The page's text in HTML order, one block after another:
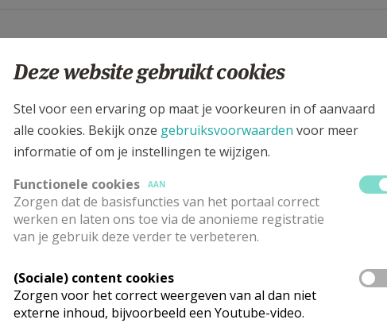
10.30 Eucharistie
10.30 Eucharistie
10.30
10.30 Eucharistie
10.30 Eucharistie
Deze website gebruikt cookies
Stel voor een ervaring op maat je voorkeuren in of aanvaard
alle cookies. Bekijk onze gebruiksvoorwaarden voor meer
informatie of om je instellingen te wijzigen.
Functionele cookies
AAN
Zorgen dat de basisfuncties van het portaal correct
werken en laten ons toe via de anonieme registratie
van je gebruik deze verder te verbeteren.
(Sociale) content cookies
Zorgen voor het correct weergeven van al dan niet
externe inhoud, bijvoorbeeld een Youtube-video.